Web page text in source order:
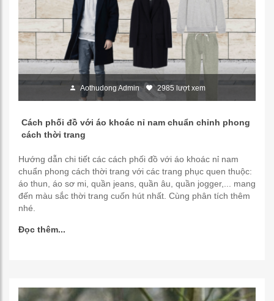
Aothudong Admin 2985 lượt xem
Cách phối đồ với áo khoác nỉ nam chuẩn chỉnh phong
cách thời trang
Hướng dẫn chi tiết các cách phối đồ với áo khoác nỉ nam
chuẩn phong cách thời trang với các trang phục quen thuộc:
áo thun, áo sơ mi, quần jeans, quần âu, quần jogger,... mang
đến màu sắc thời trang cuốn hút nhất. Cùng phân tích thêm
nhé.
Đọc thêm...